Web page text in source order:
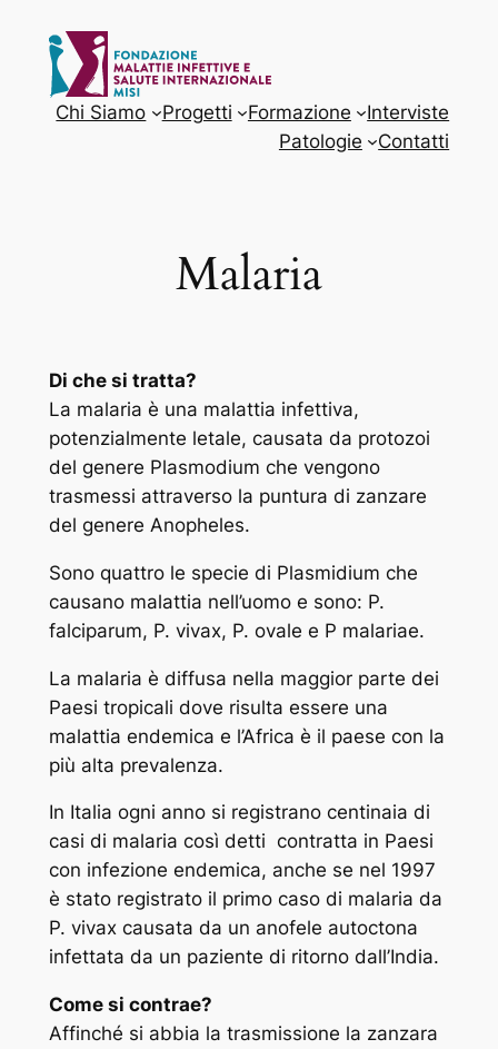
contenuto
Chi Siamo
Progetti Formazione
Interviste
Patologie
Contatti
Malaria
Di che si tratta?
La malaria è una malattia infettiva,
potenzialmente letale, causata da protozoi
del genere Plasmodium che vengono
trasmessi attraverso la puntura di zanzare
del genere Anopheles.
Sono quattro le specie di Plasmidium che
causano malattia nell’uomo e sono: P.
falciparum, P. vivax, P. ovale e P malariae.
La malaria è diffusa nella maggior parte dei
Paesi tropicali dove risulta essere una
malattia endemica e l’Africa è il paese con la
più alta prevalenza.
In Italia ogni anno si registrano centinaia di
casi di malaria così detti contratta in Paesi
con infezione endemica, anche se nel 1997
è stato registrato il primo caso di malaria da
P. vivaxcausata da un anofele autoctona
infettata da un paziente di ritorno dall’India.
Come si contrae?
Affinché si abbia la trasmissione la zanzara